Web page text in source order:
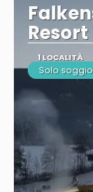
Resort
1 LOCALITÀ
Solo